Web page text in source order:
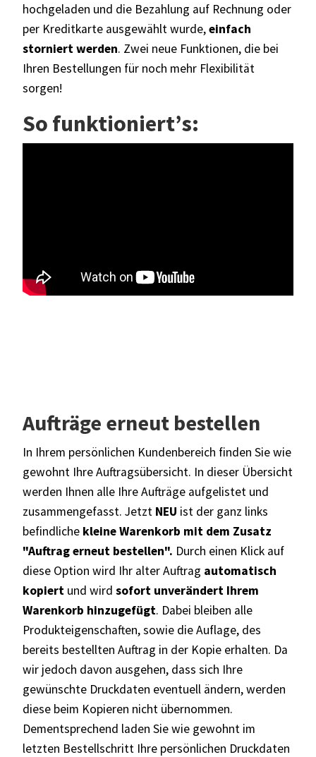
hochgeladen und die Bezahlung auf Rechnung oder
per Kreditkarte ausgewählt wurde,einfach
storniert werden. Zwei neue Funktionen, die bei
Ihren Bestellungen für noch mehr Flexibilität
sorgen!
So funktioniert’s:
Aufträge erneut bestellen
In Ihrem persönlichen Kundenbereich finden Sie wie
gewohnt Ihre Auftragsübersicht. In dieser Übersicht
werden Ihnen alle Ihre Aufträge aufgelistet und
zusammengefasst. Jetzt NEU ist der ganz links
befindliche kleine Warenkorb mit dem Zusatz
"Auftrag erneut bestellen". Durch einen Klick auf
diese Option wird Ihr alter Auftrag automatisch
kopiert und wird sofort unverändert Ihrem
Warenkorb hinzugefügt. Dabei bleiben alle
Produkteigenschaften, sowie die Auflage, des
bereits bestellten Auftrag in der Kopie erhalten. Da
wir jedoch davon ausgehen, dass sich Ihre
gewünschte Druckdaten eventuell ändern, werden
diese beim Kopieren nicht übernommen.
Dementsprechend laden Sie wie gewohnt im
letzten Bestellschritt Ihre persönlichen Druckdaten